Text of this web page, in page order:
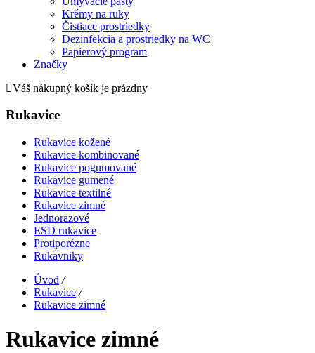
Krémy na ruky
Čistiace prostriedky
Dezinfekcia a prostriedky na WC
Papierový program
Značky
Váš nákupný košík je prázdny
Rukavice
Rukavice kožené
Rukavice kombinované
Rukavice pogumované
Rukavice gumené
Rukavice textilné
Rukavice zimné
Jednorazové
ESD rukavice
Protiporézne
Rukavniky
Úvod /
Rukavice /
Rukavice zimné
Rukavice zimné